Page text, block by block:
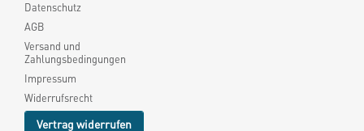
Datenschutz
AGB
Versand und
Zahlungsbedingungen
Impressum
Widerrufsrecht
Vertrag widerrufen